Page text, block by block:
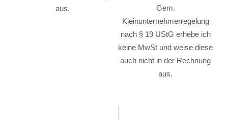
aus.
Gem.
Kleinunternehmerregelung
nach § 19 UStG erhebe ich
keine MwSt und weise diese
auch nicht in der Rechnung
aus.